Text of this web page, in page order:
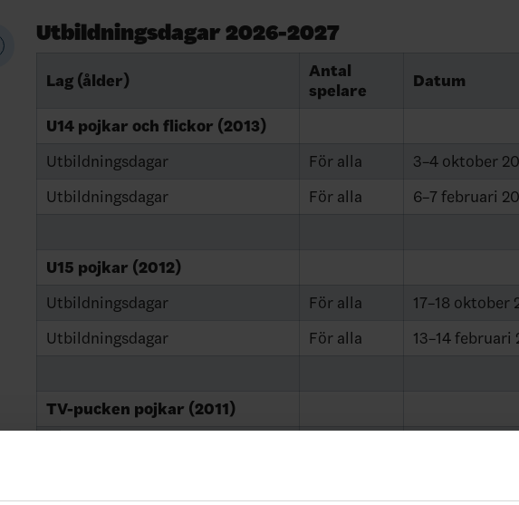
Utbildningsdagar 2026-2027
Lag (ålder)
Antal
spelare
Datum
U14 pojkar och flickor (2013)
Utbildningsdagar
För alla 3–4 oktober
Utbildningsdagar
För alla 6–7 februari
U15 pojkar (2012)
Utbildningsdagar
För alla 17–18 oktober
Utbildningsdagar
För alla 13–14 februari
TV-pucken pojkar (2011)